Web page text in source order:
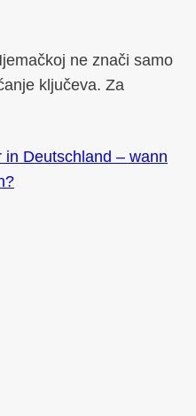
ne znači samo
ključeva. Za